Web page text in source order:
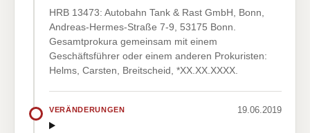
HRB 13473: Autobahn Tank & Rast GmbH, Bonn,
Andreas-Hermes-Straße 7-9, 53175 Bonn.
Gesamtprokura gemeinsam mit einem
Geschäftsführer oder einem anderen Prokuristen:
Helms, Carsten, Breitscheid, *XX.XX.XXXX.
VERÄNDERUNGEN 19.06.2019